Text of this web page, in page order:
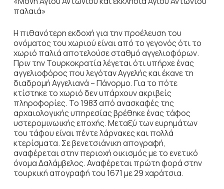
παλαιά»
Η πιθανότερη εκδοχή για την προέλευση του
ονόματος του χωριού είναι από το γεγονός ότι το
χωριό παλιά αποτελούσε σταθμό αγγελιοφόρων.
Πριν την Τουρκοκρατία λέγεται ότι υπήρχε ένας
αγγελιοφόρος που λεγόταν Αγγελής και έκανε τη
διαδρομή Αγγελιανά – Πάνορμο. Για το πότε
κτίστηκε το χωριό δεν υπάρχουν ακριβείς
πληροφορίες. Το 1983 από ανασκαφές της
αρχαιολογικής υπηρεσίας βρέθηκε ένας τάφος
υστερομινωικής εποχής. Μεταξύ των ευρημάτων
του τάφου είναι πέντε λάρνακες και πολλά
κτερίσματα. Σε βενετσιάνικη απογραφή,
αναφέρεται στην περιοχή οικισμός με το ενετικό
όνομα Δαλάμβελος. Αναφέρεται πρώτη φορά στην
τουρκική απογραφή του 1671 με 29 χαράτσια.